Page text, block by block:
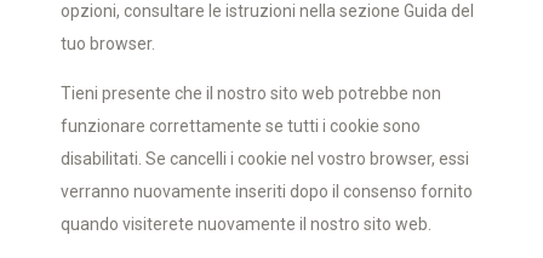
opzioni, consultare le istruzioni nella sezione Guida del
tuo browser.
Tieni presente che il nostro sito web potrebbe non
funzionare correttamente se tutti i cookie sono
disabilitati. Se cancelli i cookie nel vostro browser, essi
verranno nuovamente inseriti dopo il consenso fornito
quando visiterete nuovamente il nostro sito web.